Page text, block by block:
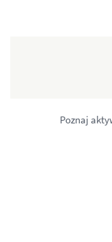
Poznaj